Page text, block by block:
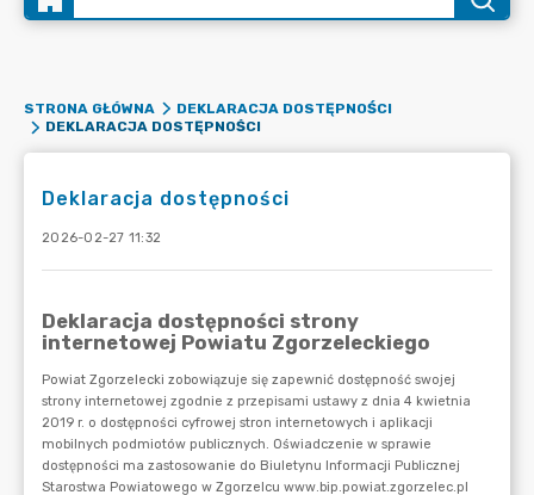
STRONA GŁÓWNA
DEKLARACJA DOSTĘPNOŚCI
DEKLARACJA DOSTĘPNOŚCI
Deklaracja dostępności
2026-02-27 11:32